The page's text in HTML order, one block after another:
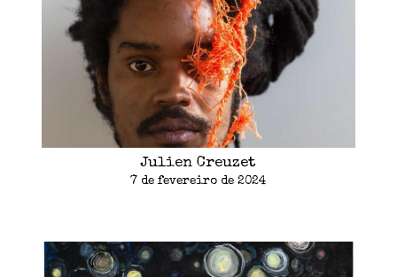
Julien Creuzet
7 de fevereiro de 2024